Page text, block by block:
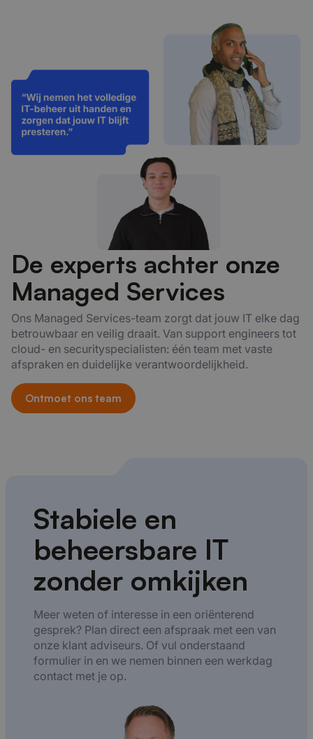
De experts achter onze
Managed Services
Ons Managed Services-team zorgt dat jouw IT elke dag
betrouwbaar en veilig draait. Van support engineers tot
cloud- en securityspecialisten: één team met vaste
afspraken en duidelijke verantwoordelijkheid.
Ontmoet ons team
Stabiele en
beheersbare IT
zonder omkijken
Meer weten of interesse in een oriënterend
gesprek? Plan direct een afspraak met een van
onze klant adviseurs. Of vul onderstaand
formulier in en we nemen binnen een werkdag
contact met je op.